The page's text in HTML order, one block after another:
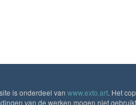
is onderdeel van www.exto.art. Het
van de werken mogen niet